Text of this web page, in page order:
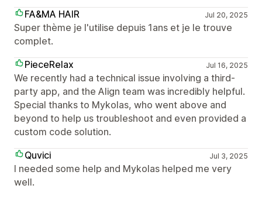
FA&MA HAIR Jul 20, 2025
Super thème je l'utilise depuis 1ans et je le trouve
complet.
PieceRelax
Jul 16, 2025
We recently had a technical issue involving a third-
party app, and the Align team was incredibly helpful.
Special thanks to Mykolas, who went above and
beyond to help us troubleshoot and even provided a
custom code solution.
Quvici
Jul 3, 2025
I needed some help and Mykolas helped me very
well.